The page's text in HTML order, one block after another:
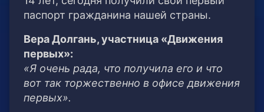
паспорт гражданина нашей страны.
Вера Долгань, участница «Движения
первых»:
«Я очень рада, что получила его и что
вот так торжественно в офисе движения
первых».